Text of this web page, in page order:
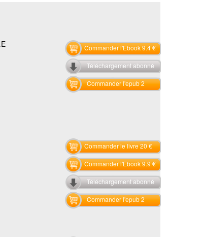
Commander l'Ebook 9.4 €
Téléchargement abonné
Commander l'epub 2
Commander le livre 20 €
Commander l'Ebook 9.9 €
Téléchargement abonné
Commander l'epub 2